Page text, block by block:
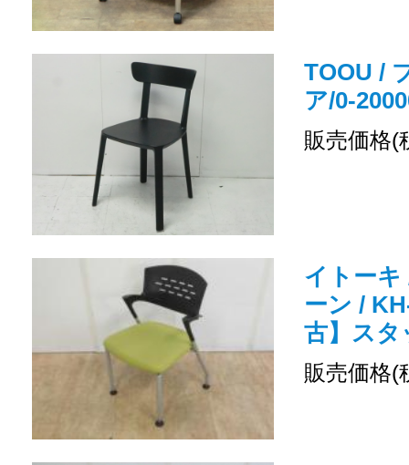
TOOU /
ア/0-
販売価格(
イトー
ーン /
古】スタ
販売価格(